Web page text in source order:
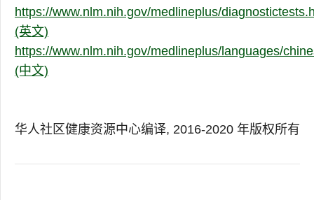
https://www.nlm.nih.gov/medlineplus/
(英文)
https://www.nlm.nih.gov/medlineplus/languages/
(中文)
华人社区健康资源中心编译, 2016-2020 年版权所有